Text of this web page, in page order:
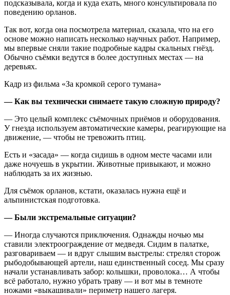
подсказывала, когда и куда ехать, много консультировала по
поведению орланов.
Так вот, когда она посмотрела материал, сказала, что на его
основе можно написать несколько научных работ. Например,
мы впервые сняли такие подробные кадры скальных гнёзд.
Обычно съёмки ведутся в более доступных местах — на
деревьях.
Кадр из фильма «За кромкой серого тумана»
— Как вы технически снимаете такую сложную природу?
— Это целый комплекс съёмочных приёмов и оборудования.
У гнезда используем автоматические камеры, реагирующие на
движение, — чтобы не тревожить птиц.
Есть и «засада» — когда сидишь в одном месте часами или
даже ночуешь в укрытии. Животные привыкают, и можно
наблюдать за их жизнью.
Для съёмок орланов, кстати, оказалась нужна ещё и
альпинистская подготовка.
— Были экстремальные ситуации?
— Иногда случаются приключения. Однажды ночью мы
ставили электроограждение от медведя. Сидим в палатке,
разговариваем — и вдруг слышим выстрелы: стрелял сторож
рыбодобывающей артели, наш единственный сосед. Мы сразу
начали устанавливать забор: колышки, проволока… А чтобы
всё работало, нужно убрать траву — и вот мы в темноте
ножами «выкашивали» периметр нашего лагеря.